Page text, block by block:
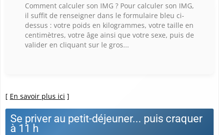
Comment calculer son IMG ? Pour calculer son IMG,
il suffit de renseigner dans le formulaire bleu ci-
dessus : votre poids en kilogrammes, votre taille en
centimètres, votre âge ainsi que votre sexe, puis de
valider en cliquant sur le gros...
[ En savoir plus ici ]
Se priver au petit-déjeuner... puis craquer
à 11 h